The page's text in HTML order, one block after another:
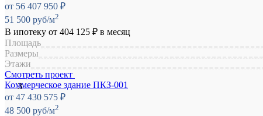
от 56 407 950 ₽
51 500 руб/м2
В ипотеку от 404 125 ₽ в месяц
Площадь
Размеры
Этажи
Смотреть проект
Коммерческое здание ПКЗ-001
от 47 430 575 ₽
48 500 руб/м2